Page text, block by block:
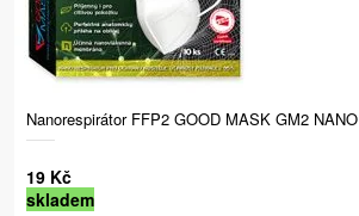
Nanorespirátor FFP2 GOOD MASK GM2 NANO
19 Kč
skladem